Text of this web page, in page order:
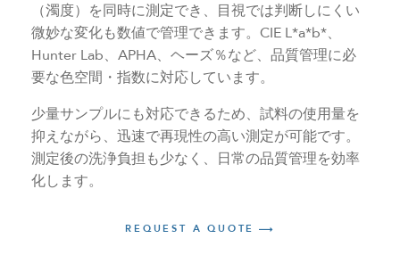
（濁度）を同時に測定でき、目視では判断しにくい
微妙な変化も数値で管理できます。CIE L*a*b*、
Hunter Lab、APHA、ヘーズ％など、品質管理に必
要な色空間・指数に対応しています。
少量サンプルにも対応できるため、試料の使用量を
抑えながら、迅速で再現性の高い測定が可能です。
測定後の洗浄負担も少なく、日常の品質管理を効率
化します。
REQUEST A QUOTE